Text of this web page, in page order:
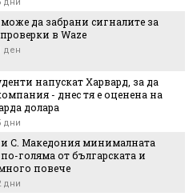
дни
да забрани сигналите за
в Waze
ден
напускат Харвард, за да
- днес тя е оценена на
долара
дни
С. Македония минималната
по-голяма от българската и
повече
дни